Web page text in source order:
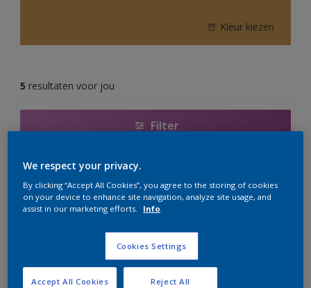
Kleur kiezen
5 resultaten voor jou
Filter
Alpha Rezisto Easy Clean
Ultiem vlekafstotend, makkelijk
Water-, vuil- en vetafstotend
Extreem schrobvast (klasse 1
We respect your privacy.
By clicking “Accept All Cookies”, you agree to the storing of cookies
on your device to enhance site navigation, analyze site usage, and
assist in our marketing efforts.
Info
Cookies Settings
Reject All
Accept All Cookies